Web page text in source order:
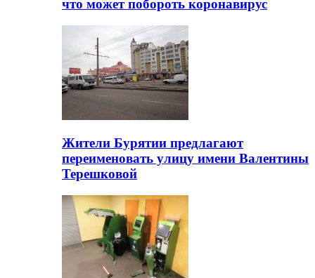
что может побороть коронавирус
Жители Бурятии предлагают
переименовать улицу имени Валентины
Терешковой